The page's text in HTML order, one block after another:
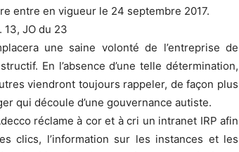
entre en vigueur le 24 septembre 2017.
13, JO du 23
une saine volonté de l’entreprise de
En l’absence d’une telle détermination,
viendront toujours rappeler, de façon plus
qui découle d’une gouvernance autiste.
réclame à cor et à cri un intranet IRP afin
clics, l’information sur les instances et les